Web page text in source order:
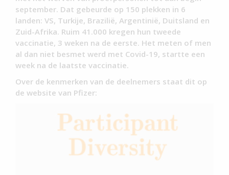
september. Dat gebeurde op 150 plekken in 6
landen: VS, Turkije, Brazilië, Argentinië, Duitsland en
Zuid-Afrika. Ruim 41.000 kregen hun tweede
vaccinatie, 3 weken na de eerste. Het meten of men
al dan niet besmet werd met Covid-19, startte een
week na de laatste vaccinatie.
Over de kenmerken van de deelnemers staat dit op
de website van Pfizer: